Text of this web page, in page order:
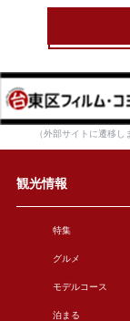
（外部サイトに遷移し
観光情報
特集
グルメ
モデルコース
泊まる